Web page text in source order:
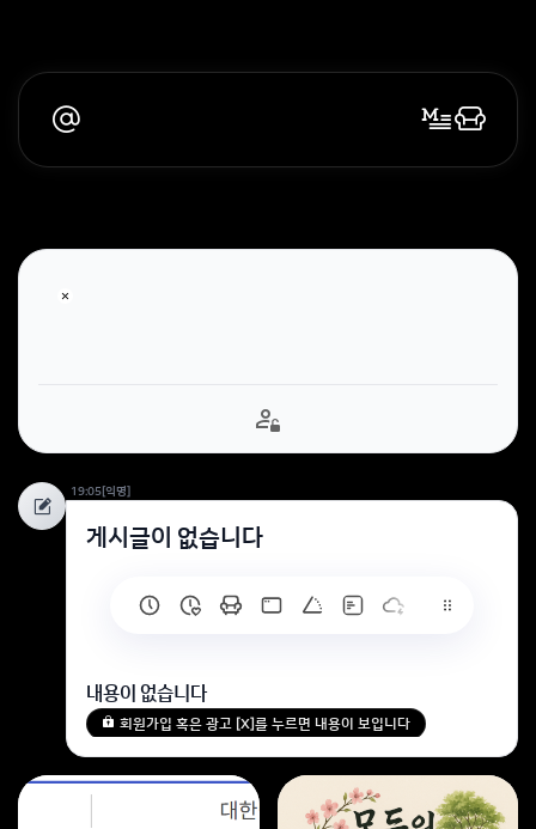
19:05[익명]
게시글이 없습니다
내용이 없습니다
회원가입 혹은 광고 [X]를 누르면 내용이 보입니다